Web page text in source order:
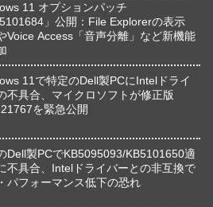
11 オプションパッチ
」公開：File Explorerの表示
Voice Access「音声分離」など新機能
11で特定のDell製PCにIntelドライ
不具合、マイクロソフトが修正版
を緊急公開
Dell製PCでKB5095093/KB5101650適
不具合、Intelドライバーとの非互換で
パフォーマンス低下の恐れ